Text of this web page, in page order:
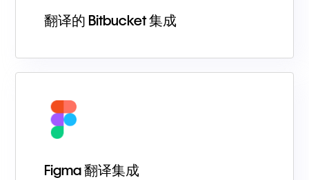
翻译的 Bitbucket 集成
Figma 翻译集成